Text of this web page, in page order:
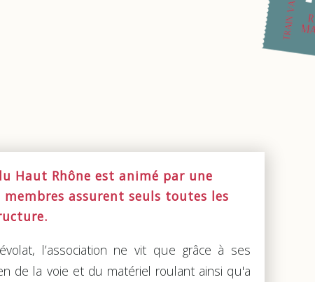
Haut Rhône est animé par une
assurent seuls toutes les
l’association ne vit que grâce à ses
de la voie et du matériel roulant ainsi qu'a